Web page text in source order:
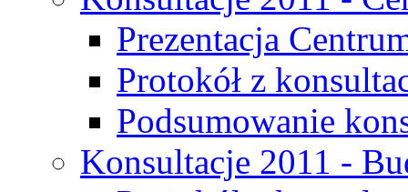
Prezentacja
Protokół z
Podsumowanie
Konsultacje 2011 -